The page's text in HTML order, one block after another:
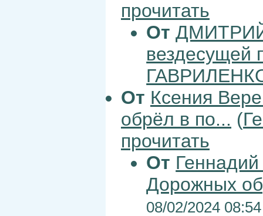
прочитать
От
вездесущей
От Ксения
обрёл в по... (
прочитать
От
Дорожных
08/02/2024 08:54